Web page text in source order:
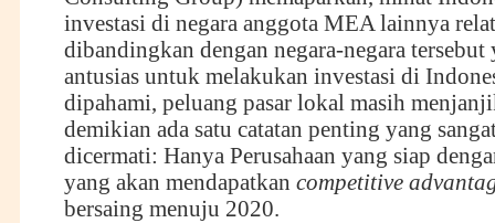
investasi di negara anggota MEA lainnya
dibandingkan dengan negara-negara tersebut
antusias untuk melakukan investasi di
dipahami, peluang pasar lokal masih
demikian ada satu catatan penting yang
dicermati: Hanya Perusahaan yang siap
yang akan mendapatkan competitive
bersaing menuju 2020.